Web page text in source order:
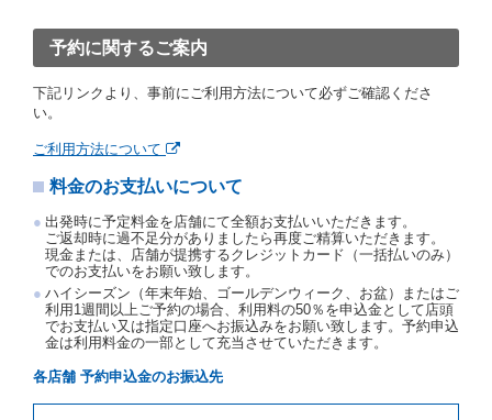
約取消手数料を当社に支払うものとし、当社は、この
予約取消手数料の支払いがあったときは、受領済の予
約申込金を借受人に返還するものとします。
当社の都合により、予約が取り消されたとき、又は貸
約申込金を返還するものとします。
若しくは当社のいずれの責にもよらない事由により貸
たものとします。この場合、当社は受領済の予約申込
金を返還するものとします。
第５条（代替レンタカー）
当社は、借受人から予約のあった車種クラスのレンタ
カーを貸し渡すことができないときは、予約と異なる
車種クラスのレンタカー（以下「代替レンタカー」と
いいます。）の貸渡しを申し入れることができるもの
とします。
予約に関するご案内
下記リンクより、事前にご利用方法について必ずご確認くださ
い。
ご利用方法について
料金のお支払いについて
出発時に予定料金を店舗にて全額お支払いいただきます。
ご返却時に過不足分がありましたら再度ご精算いただきます。
現金または、店舗が提携するクレジットカード（一括払いのみ）
でのお支払いをお願い致します。
ハイシーズン（年末年始、ゴールデンウィーク、お盆）またはご
利用1週間以上ご予約の場合、利用料の50％を申込金として店頭
でお支払い又は指定口座へお振込みをお願い致します。予約申込
金は利用料金の一部として充当させていただきます。
各店舗 予約申込金のお振込先